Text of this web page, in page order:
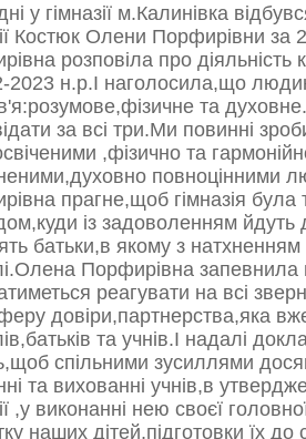
у гімназії м.Калинівка
Костюк Олени Порфирівни за
розповіла про діяльність
2023 н.р.І наголосила,що
та
за всі три.Ми повинні
,фізично та
повноцінними
прагне,щоб гімназія
із задоволенням йдуть
батьки,в якому з
Порфирівна запевнила
реагувати на всі
довіри,партнерства,яка
та учнів.І надалі
спільними зусиллями
та вихованні учнів,в
,у виконанні нею своєї
наших дітей,підготовки їх до